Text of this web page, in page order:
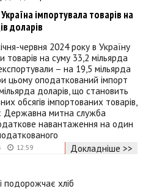
12:59
імпортувала товарів на
доларів
червня 2024 року в Україну
товарів на суму 33,2 мільярда
– на 19,5 мільярда
цьому оподаткований імпорт
доларів, що становить
обсягів імпортованих товарів,
Державна митна служба
навантаження на один
Докладніше >>